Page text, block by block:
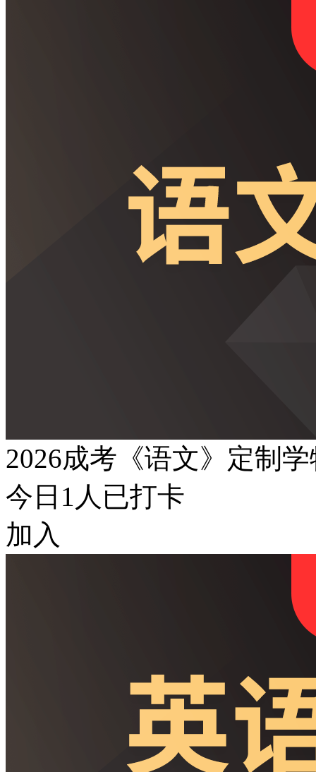
2026成考《语文》定制
今日 1 人已打卡
加入